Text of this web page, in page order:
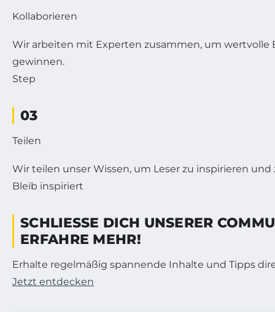
Kollaborieren
Wir arbeiten mit Experten zusammen, um wertvolle
gewinnen.
Step
03
Teilen
Wir teilen unser Wissen, um Leser zu inspirieren und
Bleib inspiriert
SCHLIESSE DICH UNSERER
RFAHRE MEHR!
Erhalte regelmäßig spannende Inhalte und Tipps
Jetzt entdecken